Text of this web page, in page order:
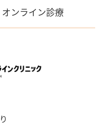
ンライン診療